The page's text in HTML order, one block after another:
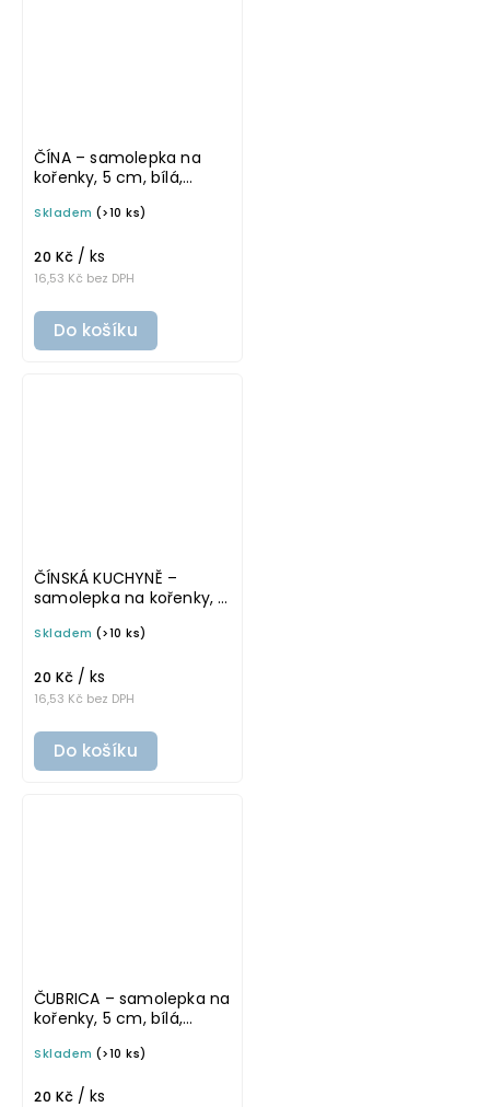
ČÍNA – samolepka na
kořenky, 5 cm, bílá,
Skladem (>10 ks)
16,53 Kč bez DPH
20 Kč / ks
Do košíku
ČÍNSKÁ KUCHYNĚ –
samolepka na kořenky, 5
Skladem (>10 ks)
16,53 Kč bez DPH
20 Kč / ks
Do košíku
ČUBRICA – samolepka na
kořenky, 5 cm, bílá,
Skladem (>10 ks)
20 Kč / ks